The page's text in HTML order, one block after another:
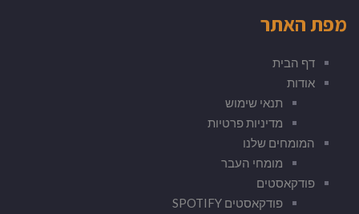
מפת האתר
דף הבית
אודות
תנאי שימוש
מדיניות פרטיות
המומחים שלנו
מומחי העבר
פודקאסטים
פודקאסטים SPOTIFY